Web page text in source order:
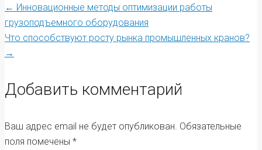
Post
navigation
← Инновационные методы оптимизации работы
грузоподъемного оборудования
Что способствуют росту рынка промышленных кранов?
→
Добавить комментарий
Ваш адрес email не будет опубликован. Обязательные
поля помечены *